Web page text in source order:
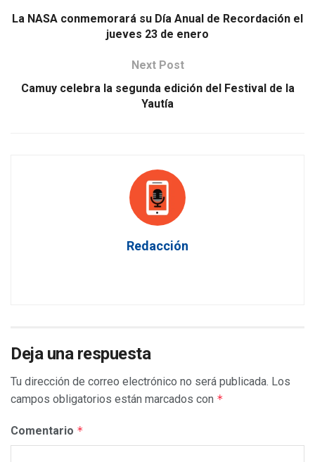
La NASA conmemorará su Día Anual de Recordación el
jueves 23 de enero
Next Post
Camuy celebra la segunda edición del Festival de la
Yautía
Redacción
Deja una respuesta
Tu dirección de correo electrónico no será publicada. Los
campos obligatorios están marcados con *
Comentario *